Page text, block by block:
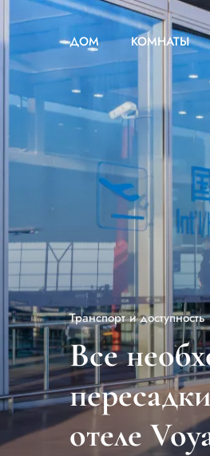
ДОМ КОМНАТЫ
Транспорт и доступность
Все
отеле